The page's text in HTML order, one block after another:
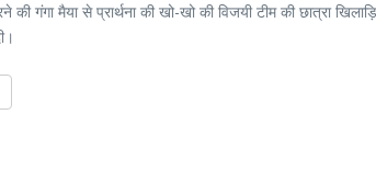
गंगा मैया से प्रार्थना की खो-खो की विजयी टीम की छात्रा